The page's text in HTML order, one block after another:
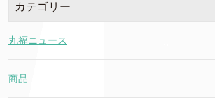
カテゴリー
丸福ニュース
商品